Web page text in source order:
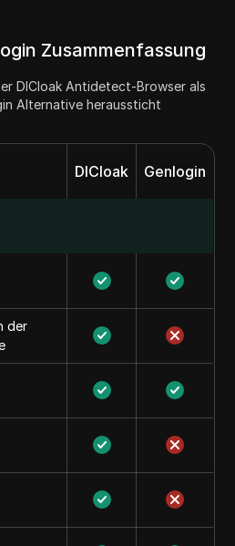
Zusammenfassung
DICloak Antidetect-Browser als
Alternative heraussticht
DICloak Genlogin
der